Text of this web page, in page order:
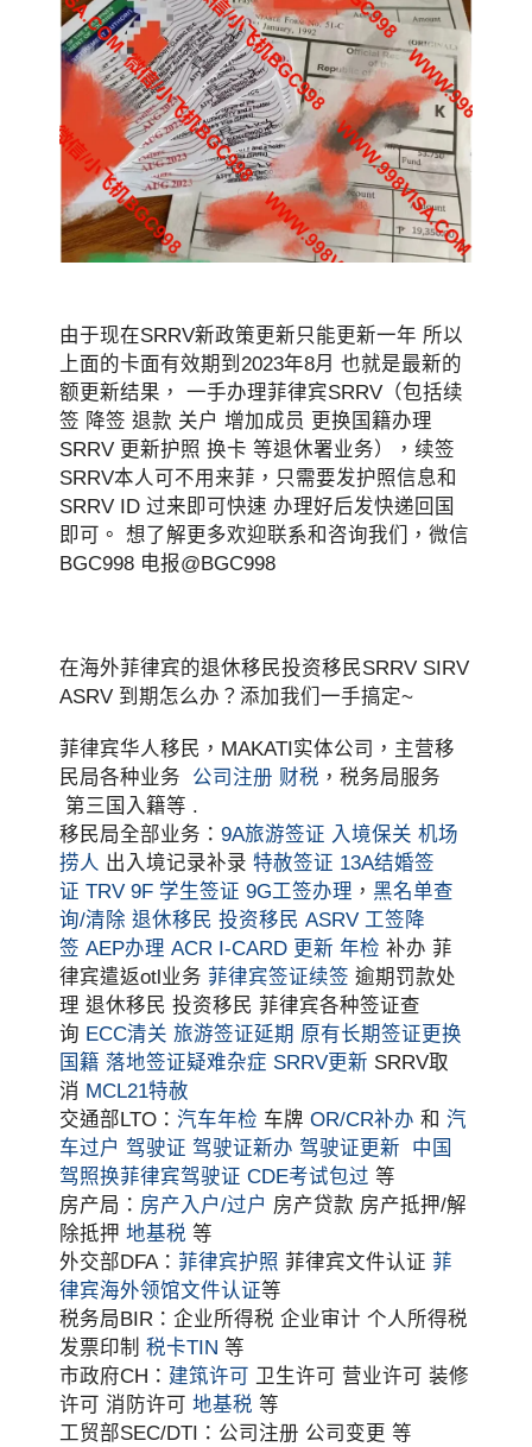
由于现在SRRV新政策更新只能更新一年 所以
上面的卡面有效期到2023年8月 也就是最新的
额更新结果， 一手办理菲律宾SRRV（包括续
签 降签 退款 关户 增加成员 更换国籍办理
SRRV 更新护照 换卡 等退休署业务），续签
SRRV本人可不用来菲，只需要发护照信息和
SRRV ID 过来即可快速 办理好后发快递回国
即可。 想了解更多欢迎联系和咨询我们，微信
BGC998 电报@BGC998
在海外菲律宾的退休移民投资移民SRRV SIRV
ASRV 到期怎么办？添加我们一手搞定~
菲律宾华人移民，MAKATI实体公司，主营移
民局各种业务 公司注册 财税 ，税务局服务
第三国入籍等 .
移民局全部业务：9A旅游签证 入境保关 机场
捞人 出入境记录补录特赦签证 13A结婚签
证 TRV 9F 学生签证 9G工签办理 ， 黑名单查
询/清除 退休移民投资移民 ASRV 工签降
签 AEP办理 ACR I-CARD 更新 年检补办 菲
律宾遣返otl业务 菲律宾签证续签 逾期罚款处
理 退休移民 投资移民 菲律宾各种签证查
询 ECC清关 旅游签证延期 原有长期签证更换
国籍 落地签证疑难杂症 SRRV更新 SRRV取
消 MCL21特赦
交通部LTO：汽车年检 车牌OR/CR补办 和汽
车过户 驾驶证 驾驶证新办 驾驶证更新
中国
驾照换菲律宾驾驶证 CDE考试包过 等
房产局： 房产入户/过户 房产贷款 房产抵押/解
除抵押地基税 等
外交部DFA： 菲律宾护照 菲律宾文件认证 菲
律宾海外领馆文件认证等
税务局BIR：企业所得税 企业审计 个人所得税
发票印制税卡TIN 等
市政府CH： 建筑许可 卫生许可 营业许可 装修
许可 消防许可地基税 等
工贸部SEC/DTI：公司注册 公司变更 等